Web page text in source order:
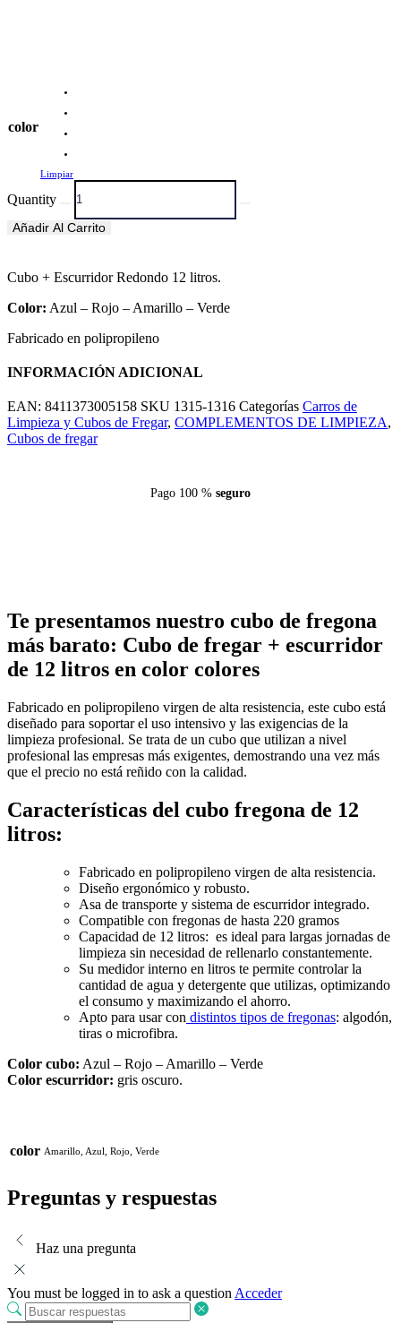
color
Limpiar
Quantity
Añadir Al Carrito
Cubo + Escurridor Redondo 12 litros.
Color: Azul – Rojo – Amarillo – Verde
Fabricado en polipropileno
INFORMACIÓN ADICIONAL
EAN: 8411373005158 SKU 1315-1316 Categorías Carros de
Limpieza y Cubos de Fregar, COMPLEMENTOS DE LIMPIEZA,
Cubos de fregar
Pago 100 % seguro
Te presentamos nuestro cubo de fregona
más barato: Cubo de fregar + escurridor
de 12 litros en color colores
Fabricado en polipropileno virgen de alta resistencia, este cubo está
diseñado para soportar el uso intensivo y las exigencias de la
limpieza profesional. Se trata de un cubo que utilizan a nivel
profesional las empresas más exigentes, demostrando una vez más
que el precio no está reñido con la calidad.
Características del cubo fregona de 12
litros:
Fabricado en polipropileno virgen de alta resistencia.
Diseño ergonómico y robusto.
Asa de transporte y sistema de escurridor integrado.
Compatible con fregonas de hasta 220 gramos
Capacidad de 12 litros: es ideal para largas jornadas de
limpieza sin necesidad de rellenarlo constantemente.
Su medidor interno en litros te permite controlar la
cantidad de agua y detergente que utilizas, optimizando
el consumo y maximizando el ahorro.
Apto para usar con distintos tipos de fregonas: algodón,
tiras o microfibra.
Color cubo: Azul – Rojo – Amarillo – Verde
Color escurridor: gris oscuro.
color Amarillo, Azul, Rojo, Verde
Preguntas y respuestas
Haz una pregunta
You must be logged in to ask a question Acceder